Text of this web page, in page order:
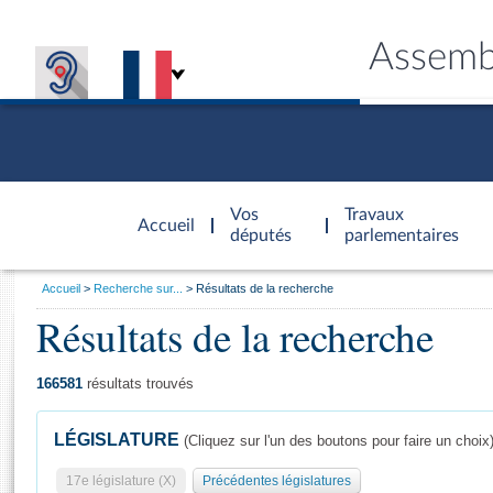
Accueil
d'accueil
Vos
députés
Travaux
parlementaires
Général
Vous
Accueil Recherche sur... Résultats de la recherche
Résultats de la recherche
166581 résultats trouvés
LÉGISLATURE (Cliquez sur l'un des boutons pour faire un choix)
17e législature (X) Précédentes législatures